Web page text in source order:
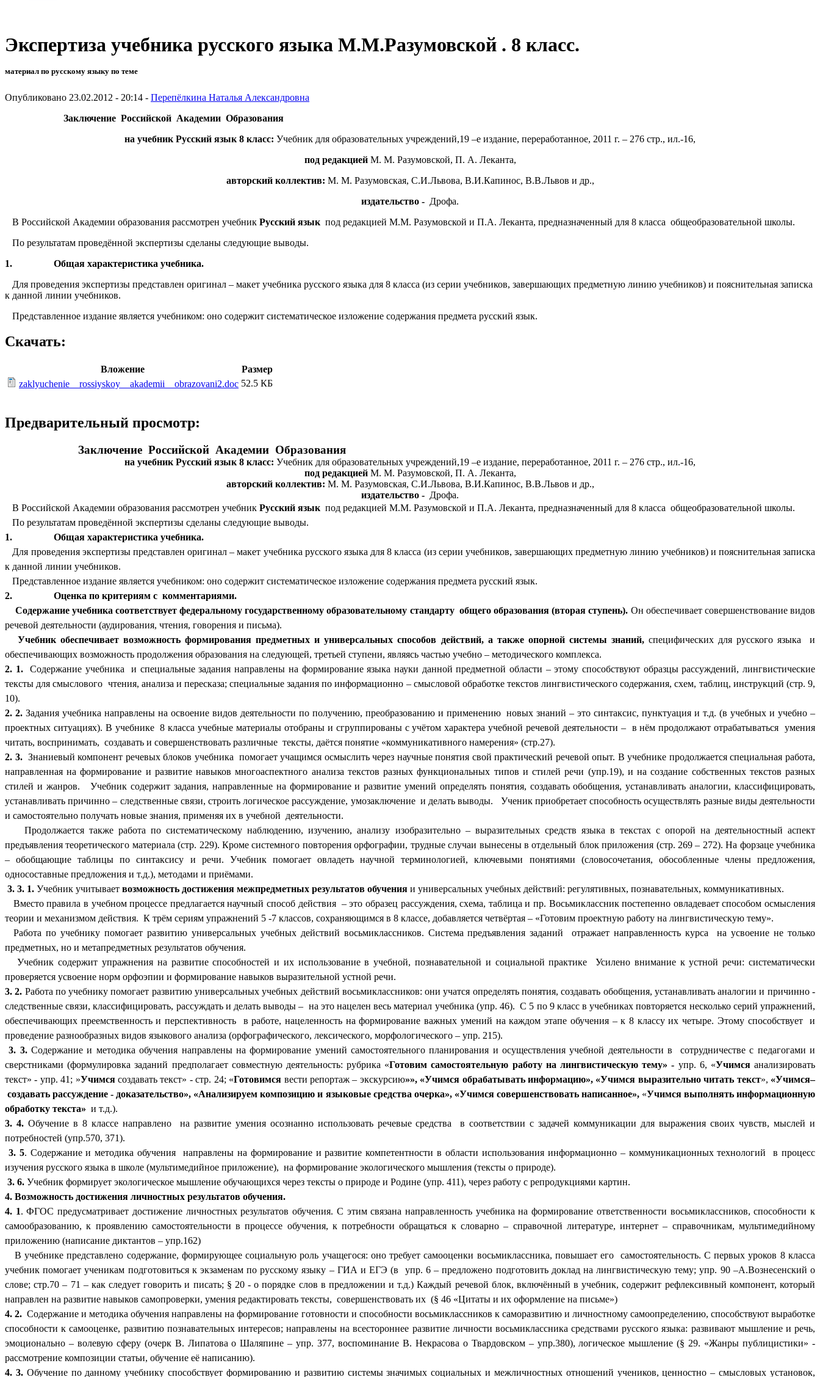
Экспертиза учебника русского языка М.М.Разумовской . 8 класс.
материал по русскому языку по теме
Опубликовано 23.02.2012 - 20:14 - Перепёлкина Наталья Александровна
Заключение Российской Академии Образования
на учебник Русский язык 8 класс: Учебник для образовательных учреждений,19 –е издание, переработанное, 2011 г. – 276 стр., ил.-16,
под редакцией М. М. Разумовской, П. А. Леканта,
авторский коллектив: М. М. Разумовская, С.И.Львова, В.И.Капинос, В.В.Львов и др.,
издательство - Дрофа.
В Российской Академии образования рассмотрен учебник Русский язык под редакцией М.М. Разумовской и П.А. Леканта, предназначенный для 8 класса общеобразовательной школы.
По результатам проведённой экспертизы сделаны следующие выводы.
1.
Общая характеристика учебника.
Для проведения экспертизы представлен оригинал – макет учебника русского языка для 8 класса (из серии учебников, завершающих предметную линию учебников) и пояснительная записка
к данной линии учебников.
Представленное издание является учебником: оно содержит систематическое изложение содержания предмета русский язык.
Скачать:
Вложение
Размер
zaklyuchenie__rossiyskoy__akademii__obrazovani2.doc 52.5 КБ
Предварительный просмотр:
Заключение Российской Академии Образования
на учебник Русский язык 8 класс: Учебник для образовательных учреждений,19 –е издание, переработанное, 2011 г. – 276 стр., ил.-16,
под редакцией М. М. Разумовской, П. А. Леканта,
авторский коллектив: М. М. Разумовская, С.И.Львова, В.И.Капинос, В.В.Львов и др.,
издательство - Дрофа.
В Российской Академии образования рассмотрен учебник Русский язык под редакцией М.М. Разумовской и П.А. Леканта, предназначенный для 8 класса общеобразовательной школы.
По результатам проведённой экспертизы сделаны следующие выводы.
1.
Общая характеристика учебника.
Для проведения экспертизы представлен оригинал – макет учебника русского языка для 8 класса (из серии учебников, завершающих предметную линию учебников) и пояснительная записка
к данной линии учебников.
Представленное издание является учебником: оно содержит систематическое изложение содержания предмета русский язык.
2.
Оценка по критериям с комментариями.
Содержание учебника соответствует федеральному государственному образовательному стандарту общего образования (вторая ступень). Он обеспечивает совершенствование видов
речевой деятельности (аудирования, чтения, говорения и письма).
Учебник обеспечивает возможность формирования предметных и универсальных способов действий, а также опорной системы знаний,специфических для русского языка и
обеспечивающих возможность продолжения образования на следующей, третьей ступени, являясь частью учебно – методического комплекса.
2. 1.Содержание учебника и специальные задания направлены на формирование языка науки данной предметной области – этому способствуют образцы рассуждений, лингвистические
тексты для смыслового чтения, анализа и пересказа; специальные задания по информационно – смысловой обработке текстов лингвистического содержания, схем, таблиц, инструкций (стр. 9,
10).
2. 2.Задания учебника направлены на освоение видов деятельности по получению, преобразованию и применению новых знаний – это синтаксис, пунктуация и т.д. (в учебных и учебно –
проектных ситуациях). В учебнике 8 класса учебные материалы отобраны и сгруппированы с учётом характера учебной речевой деятельности – в нём продолжают отрабатываться умения
читать, воспринимать, создавать и совершенствовать различные тексты, даётся понятие «коммуникативного намерения» (стр.27).
2. 3.Знаниевый компонент речевых блоков учебника помогает учащимся осмыслить через научные понятия свой практический речевой опыт. В учебнике продолжается специальная работа,
направленная на формирование и развитие навыков многоаспектного анализа текстов разных функциональных типов и стилей речи (упр.19), и на создание собственных текстов разных
стилей и жанров. Учебник содержит задания, направленные на формирование и развитие умений определять понятия, создавать обобщения, устанавливать аналогии, классифицировать,
устанавливать причинно – следственные связи, строить логическое рассуждение, умозаключение и делать выводы. Ученик приобретает способность осуществлять разные виды деятельности
и самостоятельно получать новые знания, применяя их в учебной деятельности.
Продолжается также работа по систематическому наблюдению, изучению, анализу изобразительно – выразительных средств языка в текстах с опорой на деятельностный аспект
предъявления теоретического материала (стр. 229). Кроме системного повторения орфографии, трудные случаи вынесены в отдельный блок приложения (стр. 269 – 272). На форзаце учебника
– обобщающие таблицы по синтаксису и речи. Учебник помогает овладеть научной терминологией, ключевыми понятиями (словосочетания, обособленные члены предложения,
односоставные предложения и т.д.), методами и приёмами.
3. 3. 1. Учебник учитывает возможность достижения межпредметных результатов обучения и универсальных учебных действий: регулятивных, познавательных, коммуникативных.
Вместо правила в учебном процессе предлагается научный способ действия – это образец рассуждения, схема, таблица и пр. Восьмиклассник постепенно овладевает способом осмысления
теории и механизмом действия. К трём сериям упражнений 5 -7 классов, сохраняющимся в 8 классе, добавляется четвёртая – «Готовим проектную работу на лингвистическую тему».
Работа по учебнику помогает развитию универсальных учебных действий восьмиклассников. Система предъявления заданий отражает направленность курса на усвоение не только
предметных, но и метапредметных результатов обучения.
Учебник содержит упражнения на развитие способностей и их использование в учебной, познавательной и социальной практике Усилено внимание к устной речи: систематически
проверяется усвоение норм орфоэпии и формирование навыков выразительной устной речи.
3. 2. Работа по учебнику помогает развитию универсальных учебных действий восьмиклассников: они учатся определять понятия, создавать обобщения, устанавливать аналогии и причинно -
следственные связи, классифицировать, рассуждать и делать выводы – на это нацелен весь материал учебника (упр. 46). С 5 по 9 класс в учебниках повторяется несколько серий упражнений,
обеспечивающих преемственность и перспективность в работе, нацеленность на формирование важных умений на каждом этапе обучения – к 8 классу их четыре. Этому способствует и
проведение разнообразных видов языкового анализа (орфографического, лексического, морфологического – упр. 215).
3. 3.Содержание и методика обучения направлены на формирование умений самостоятельного планирования и осуществления учебной деятельности в сотрудничестве с педагогами и
сверстниками (формулировка заданий предполагает совместную деятельность: рубрика «Готовим самостоятельную работу на лингвистическую тему» - упр. 6, «Учимсяанализировать
текст» - упр. 41; »Учимсясоздавать текст» - стр. 24; «Готовимся вести репортаж – экскурсию»», «Учимся обрабатывать информацию», «Учимся выразительно читать текст», «Учимся–
создавать рассуждение - доказательство», «Анализируем композицию и языковые средства очерка», «Учимся совершенствовать написанное», «Учимся выполнять информационную
обработку текста» и т.д.).
3. 4.Обучение в 8 классе направлено на развитие умения осознанно использовать речевые средства в соответствии с задачей коммуникации для выражения своих чувств, мыслей и
потребностей (упр.570, 371).
3. 5. Содержание и методика обучения направлены на формирование и развитие компетентности в области использования информационно – коммуникационных технологий в процесс
изучения русского языка в школе (мультимедийное приложение), на формирование экологического мышления (тексты о природе).
3. 6. Учебник формирует экологическое мышление обучающихся через тексты о природе и Родине (упр. 411), через работу с репродукциями картин.
4. Возможность достижения личностных результатов обучения.
4. 1. ФГОС предусматривает достижение личностных результатов обучения. С этим связана направленность учебника на формирование ответственности восьмиклассников, способности к
самообразованию, к проявлению самостоятельности в процессе обучения, к потребности обращаться к словарно – справочной литературе, интернет – справочникам, мультимедийному
приложению (написание диктантов – упр.162)
В учебнике представлено содержание, формирующее социальную роль учащегося: оно требует самооценки восьмиклассника, повышает его самостоятельность. С первых уроков 8 класса
учебник помогает ученикам подготовиться к экзаменам по русскому языку – ГИА и ЕГЭ (в упр. 6 – предложено подготовить доклад на лингвистическую тему; упр. 90 –А.Вознесенский о
слове; стр.70 – 71 – как следует говорить и писать; § 20 - о порядке слов в предложении и т.д.) Каждый речевой блок, включённый в учебник, содержит рефлексивный компонент, который
направлен на развитие навыков самопроверки, умения редактировать тексты, совершенствовать их (§ 46 «Цитаты и их оформление на письме»)
4. 2. Содержание и методика обучения направлены на формирование готовности и способности восьмиклассников к саморазвитию и личностному самоопределению, способствуют выработке
способности к самооценке, развитию познавательных интересов; направлены на всестороннее развитие личности восьмиклассника средствами русского языка: развивают мышление и речь,
эмоционально – волевую сферу (очерк В. Липатова о Шаляпине – упр. 377, воспоминание В. Некрасова о Твардовском – упр.380), логическое мышление (§ 29. «Жанры публицистики» -
рассмотрение композиции статьи, обучение её написанию).
4. 3. Обучение по данному учебнику способствует формированию и развитию системы значимых социальных и межличностных отношений учеников, ценностно – смысловых установок,